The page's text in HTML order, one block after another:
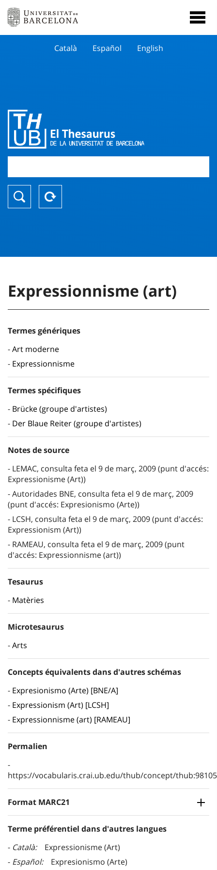
Català Español English
Expressionnisme (art)
Termes génériques
Art moderne
Expressionnisme
Termes spécifiques
Brücke (groupe d'artistes)
Der Blaue Reiter (groupe d'artistes)
Notes de source
LEMAC, consulta feta el 9 de març, 2009 (punt d'accés:
Expressionisme (Art))
Autoridades BNE, consulta feta el 9 de març, 2009
(punt d'accés: Expresionismo (Arte))
LCSH, consulta feta el 9 de març, 2009 (punt d'accés:
Expressionism (Art))
RAMEAU, consulta feta el 9 de març, 2009 (punt
d'accés: Expressionnisme (art))
Tesaurus
Matèries
Microtesaurus
Arts
Concepts équivalents dans d'autres schémas
Expresionismo (Arte) [BNE/A]
Expressionism (Art) [LCSH]
Expressionnisme (art) [RAMEAU]
Permalien
https://vocabularis.crai.ub.edu/thub/concept/
Format MARC21
Terme préférentiel dans d'autres langues
Català
Expressionisme (Art)
Español
Expresionismo (Arte)